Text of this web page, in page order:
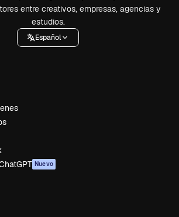
entre creativos, empresas, agencias y
estudios.
Español
Nuevo